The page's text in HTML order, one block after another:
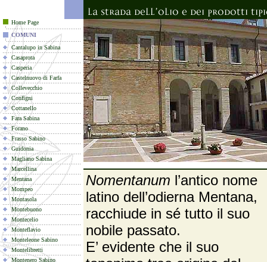
Home Page
COMUNI
Cantalupo in Sabina
Casaprota
Casperia
Castelnuovo di Farfa
Collevecchio
Configni
Cottanello
Fara Sabina
Forano
Frasso Sabino
Guidonia
Magliano Sabina
Marcellina
Mentana
Mompeo
Montasola
Montebuono
Montecelio
Monteflavio
Monteleone Sabino
Montelibretti
Montenero Sabino
Nomentanum l’antico nome
latino dell’odierna Mentana,
racchiude in sé tutto il suo
nobile passato.
E’ evidente che il suo